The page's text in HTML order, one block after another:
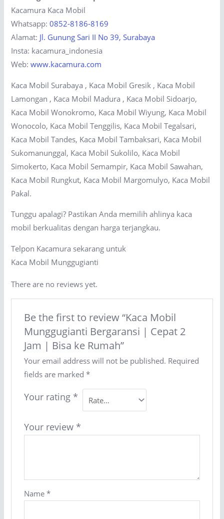
Kacamura Kaca Mobil
Whatsapp:0852-8186-8169
Alamat: Jl. Gunung Sari II No 39, Surabaya
Insta: kacamura_indonesia
Web:www.kacamura.com
Kaca Mobil Surabaya , Kaca Mobil Gresik , Kaca Mobil
Lamongan , Kaca Mobil Madura , Kaca Mobil Sidoarjo,
Kaca Mobil Wonokromo, Kaca Mobil Wiyung, Kaca Mobil
Wonocolo, Kaca Mobil Tenggilis, Kaca Mobil Tegalsari,
Kaca Mobil Tandes, Kaca Mobil Tambaksari, Kaca Mobil
Sukomanunggal, Kaca Mobil Sukolilo, Kaca Mobil
Simokerto, Kaca Mobil Semampir, Kaca Mobil Sawahan,
Kaca Mobil Rungkut, Kaca Mobil Margomulyo, Kaca Mobil
Pakal.
Tunggu apalagi? Pastikan Anda memilih ahlinya kaca
mobil berkualitas dengan harga terjangkau.
Telpon Kacamura sekarang untuk
Kaca Mobil Munggugianti
There are no reviews yet.
Be the first to review “Kaca Mobil
Munggugianti Bergaransi | Cepat 2
Jam | Bisa ke Rumah”
Your email address will not be published. Required
fields are marked *
Your rating *
Your review *
Name *